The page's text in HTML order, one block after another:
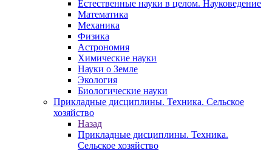
Естественные науки в целом. Науковедение
Математика
Механика
Физика
Астрономия
Химические науки
Науки о Земле
Экология
Биологические науки
Прикладные дисциплины. Техника. Сельское
хозяйство
Назад
Прикладные дисциплины. Техника.
Сельское хозяйство